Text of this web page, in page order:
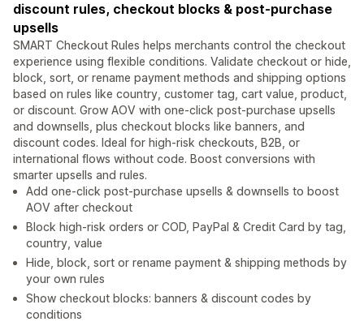
discount rules, checkout blocks & post-purchase
upsells
SMART Checkout Rules helps merchants control the checkout
experience using flexible conditions. Validate checkout or hide,
block, sort, or rename payment methods and shipping options
based on rules like country, customer tag, cart value, product,
or discount. Grow AOV with one-click post-purchase upsells
and downsells, plus checkout blocks like banners, and
discount codes. Ideal for high-risk checkouts, B2B, or
international flows without code. Boost conversions with
smarter upsells and rules.
Add one-click post-purchase upsells & downsells to boost
AOV after checkout
Block high-risk orders or COD, PayPal & Credit Card by tag,
country, value
Hide, block, sort or rename payment & shipping methods by
your own rules
Show checkout blocks: banners & discount codes by
conditions